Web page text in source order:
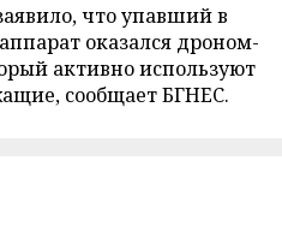
что упавший в
оказался дроном-
активно используют
сообщает БГНЕС.